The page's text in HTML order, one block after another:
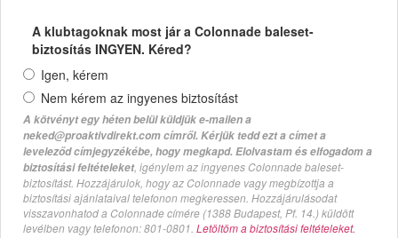
A klubtagoknak most jár a Colonnade baleset-
biztosítás INGYEN. Kéred?
Igen, kérem
Nem kérem az ingyenes biztosítást
A kötvényt egy héten belül küldjük e-mailen a
neked@proaktivdirekt.com címről. Kérjük tedd ezt a címet a
leveleződ címjegyzékébe, hogy megkapd. Elolvastam és elfogadom a
biztosítási feltételeket, igénylem az ingyenes Colonnade baleset-
biztosítást. Hozzájárulok, hogy az Colonnade vagy megbízottja a
biztosítási ajánlataival telefonon megkeressen. Hozzájárulásodat
visszavonhatod a Colonnade címére (1388 Budapest, Pf. 14.) küldött
levélben vagy telefonon: 801-0801. Letöltöm a biztosítási feltételeket.